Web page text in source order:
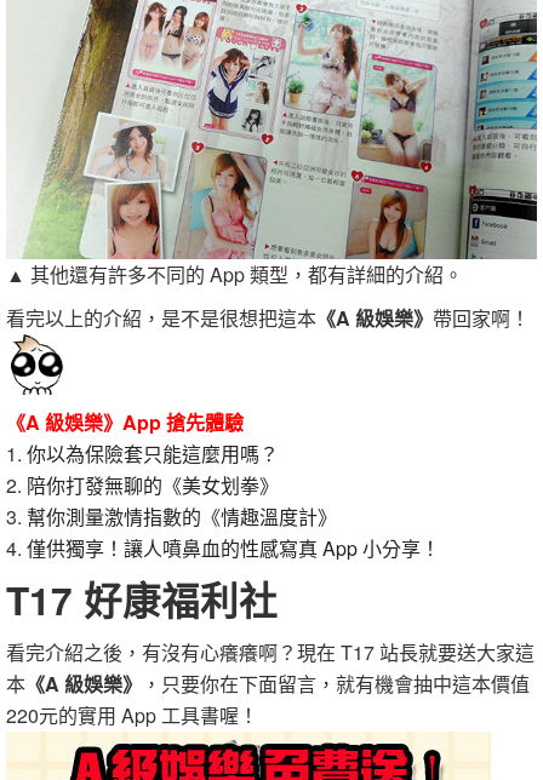
▲ 其他還有許多不同的 App 類型，都有詳細的介紹。
看完以上的介紹，是不是很想把這本 《A 級娛樂》 帶回家啊！
《A 級娛樂》App 搶先體驗
1. 你以為保險套只能這麼用嗎？
2. 陪你打發無聊的《美女划拳》
3. 幫你測量激情指數的《情趣溫度計》
4. 僅供獨享！讓人噴鼻血的性感寫真 App 小分享！
T17 好康福利社
看完介紹之後，有沒有心癢癢啊？現在 T17 站長就要送大家這
本 《A 級娛樂》
，只要你在下面留言，就有機會抽中這本價值
220元的實用 App 工具書喔！